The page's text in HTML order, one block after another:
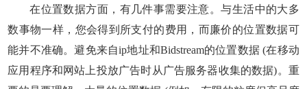
在位置数据方面，有几件事需要注意。与生活中的大多
数事物一样，您会得到所支付的费用，而廉价的位置数据可
能并不准确。避免来自ip地址和Bidstream的位置数据 (在移动
应用程序和网站上投放广告时从广告服务器收集的数据)。重